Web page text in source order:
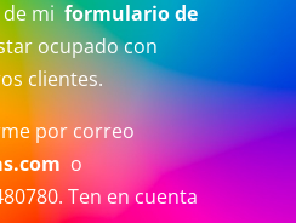
de miformulario de
ocupado con
clientes.
por correo
o
Ten en cuenta